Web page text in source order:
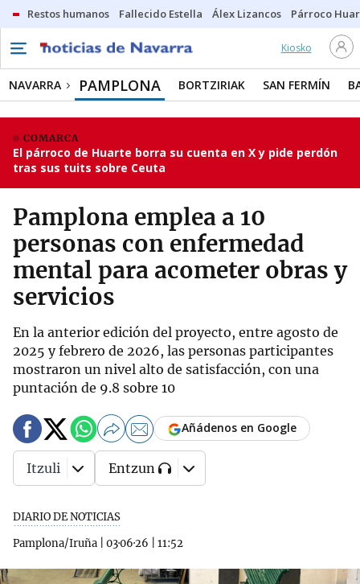
Restos humanos Fallecido Estella Álex Lizancos Párroco
Kiosko
NAVARRA PAMPLONA BORTZIRIAK SAN FERMÍN
COMARCA
El párroco de Huarte borra su cuenta en X y pide perdón
tras sus tuits sobre Ceuta
Pamplona emplea a 10
personas con enfermedad
mental para acometer obras y
servicios
En la anterior edición del proyecto, entre agosto de
2025 y febrero de 2026, las personas participantes
mostraron un nivel alto de satisfacción, con una
puntación de 9.8 sobre 10
DIARIO DE NOTICIAS
Pamplona/Iruña
03·06·26 11:52
Añádenos en Google
Itzuli Entzun